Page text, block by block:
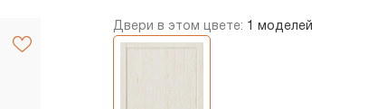
Двери в этом цвете: 1 моделей